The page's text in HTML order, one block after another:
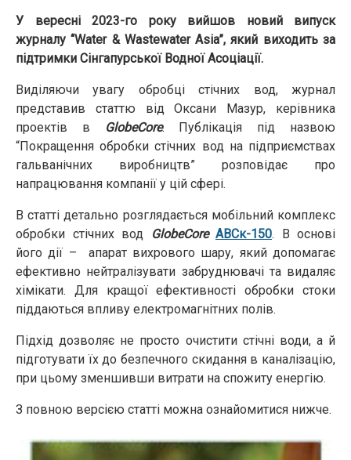
У вересні 2023-го року вийшов новий випуск
журналу “Water & Wastewater Asia”, який виходить за
підтримки Сінгапурської Водної Асоціації.
Виділяючи увагу обробці стічних вод, журнал
представив статтю від Оксани Мазур, керівника
проектів в
GlobeCore. Публікація під назвою
“Покращення обробки стічних вод на підприємствах
гальванічних виробництв” розповідає про
напрацювання компанії у цій сфері.
В статті детально розглядається мобільний комплекс
обробки стічних вод
GlobeCore АВСк-150. В основі
його дії – апарат вихрового шару, який допомагає
ефективно нейтралізувати забруднювачі та видаляє
хімікати. Для кращої ефективності обробки стоки
піддаються впливу електромагнітних полів.
Підхід дозволяє не просто очистити стічні води, а й
підготувати їх до безпечного скидання в каналізацію,
при цьому зменшивши витрати на спожиту енергію.
З повною версією статті можна ознайомитися нижче.